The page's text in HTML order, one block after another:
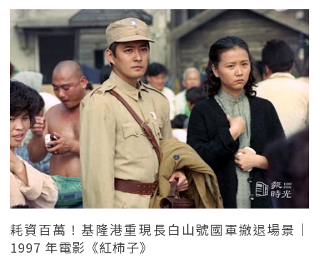
耗資百萬！基隆港重現長白山號國軍撤退場景｜
1997 年電影《紅柿子》